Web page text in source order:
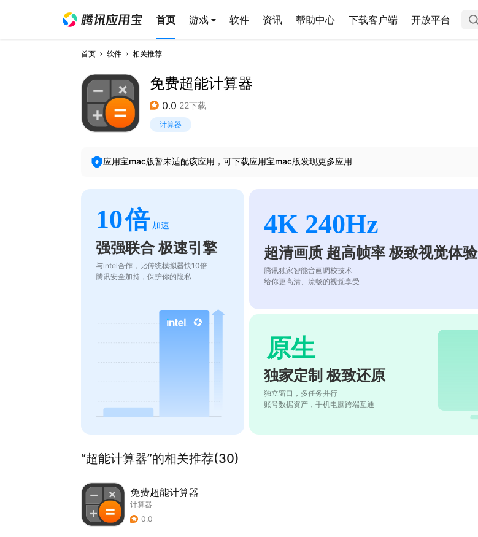
首页 游戏 软件 资讯 帮助中心 下载客户端 开放平台
首页 软件 相关推荐
免费超能计算器
0.0 22下载
计算器
应用宝mac版暂未适配该应用，可下载应用宝mac版发现更多应用
10倍 加速
强强联合 极速引擎
与intel合作，比传统模拟器快10倍
腾讯安全加持，保护你的隐私
4K 240Hz
超清画质 超高帧率 极致视觉体验
腾讯独家智能音画调校技术
给你更高清、流畅的视觉享受
原生
独家定制 极致还原
独立窗口，多任务并行
账号数据资产，手机电脑跨端互通
“超能计算器”的相关推荐(30)
免费超能计算器
计算器
0.0